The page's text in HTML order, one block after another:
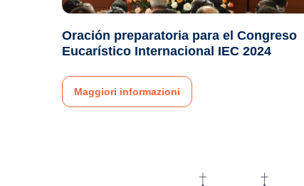
Oración preparatoria para el Congreso
Eucarístico Internacional IEC 2024
Maggiori informazioni